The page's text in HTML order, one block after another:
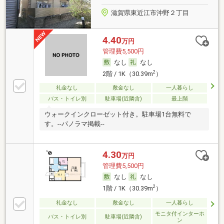
滋賀県東近江市沖野２丁目
4.40万円
管理費5,500円
なし
なし
2階 / 1K（30.39m2）
礼金なし 敷金なし
一人暮らし
バス・トイレ別
駐車場(近隣含) 最上階
ウォークインクローゼット付き。駐車場1台無料で
す。--パノラマ掲載--
4.30万円
管理費5,500円
なし
なし
1階 / 1K（30.39m2）
礼金なし 敷金なし 一人暮らし
バス・トイレ別 駐車場(近隣含)
モニタ付インターホ
ン